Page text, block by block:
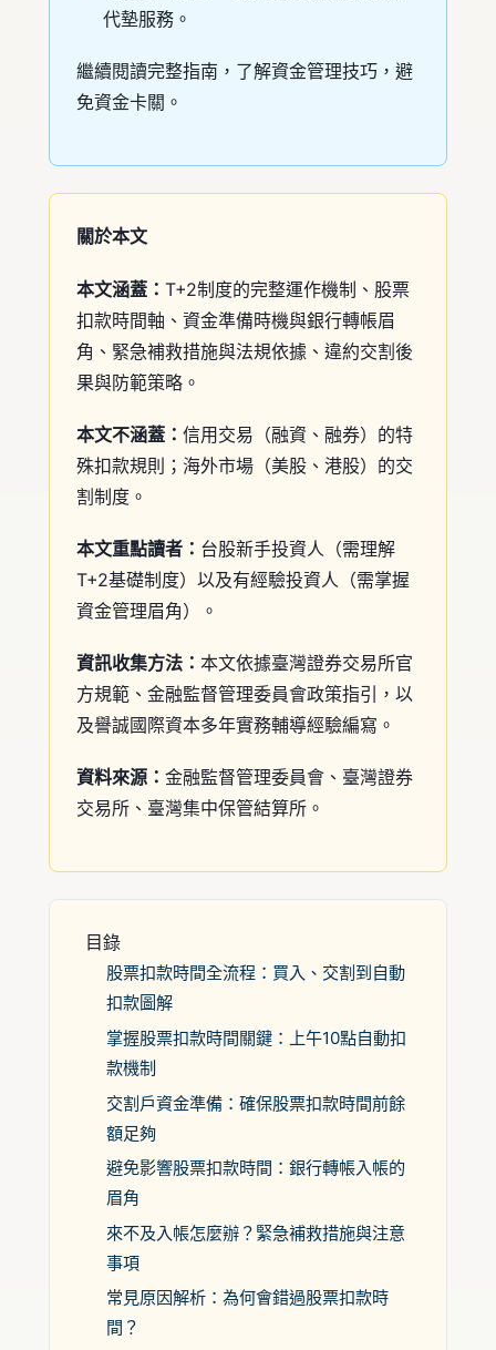
代墊服務。
繼續閱讀完整指南，了解資金管理技巧，避
免資金卡關。
關於本文
本文涵蓋： T+2制度的完整運作機制、股票
扣款時間軸、資金準備時機與銀行轉帳眉
角、緊急補救措施與法規依據、違約交割後
果與防範策略。
本文不涵蓋： 信用交易（融資、融券）的特
殊扣款規則；海外市場（美股、港股）的交
割制度。
本文重點讀者： 台股新手投資人（需理解
T+2基礎制度）以及有經驗投資人（需掌握
資金管理眉角）。
資訊收集方法： 本文依據臺灣證券交易所官
方規範、金融監督管理委員會政策指引，以
及譽誠國際資本多年實務輔導經驗編寫。
資料來源： 金融監督管理委員會、臺灣證券
交易所、臺灣集中保管結算所。
目錄
股票扣款時間全流程：買入、交割到自動
扣款圖解
掌握股票扣款時間關鍵：上午10點自動扣
款機制
交割戶資金準備：確保股票扣款時間前餘
額足夠
避免影響股票扣款時間：銀行轉帳入帳的
眉角
來不及入帳怎麼辦？緊急補救措施與注意
事項
常見原因解析：為何會錯過股票扣款時
間？